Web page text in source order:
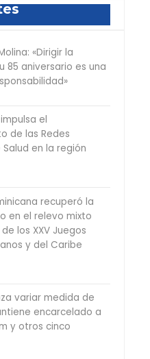
«Dirigir la
85 aniversario es una
el
de las Redes
en la región
recuperó la
en el relevo mixto
los XXV Juegos
y del Caribe
variar medida de
encarcelado a
y otros cinco